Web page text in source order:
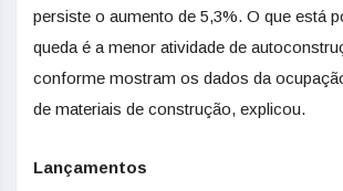
persiste o aumento de 5,3%. O que está
queda é a menor atividade de
conforme mostram os dados da
de materiais de construção, explicou.
Lançamentos